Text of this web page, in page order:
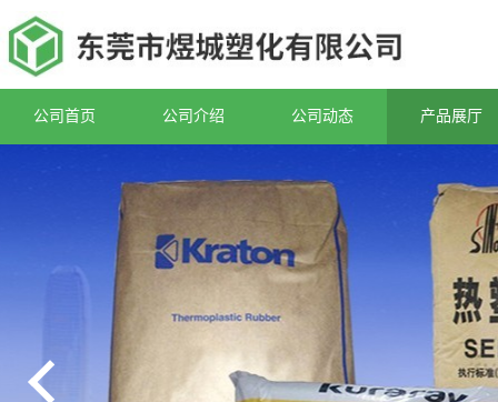
公司首页 公司介绍 公司动态 产品展厅